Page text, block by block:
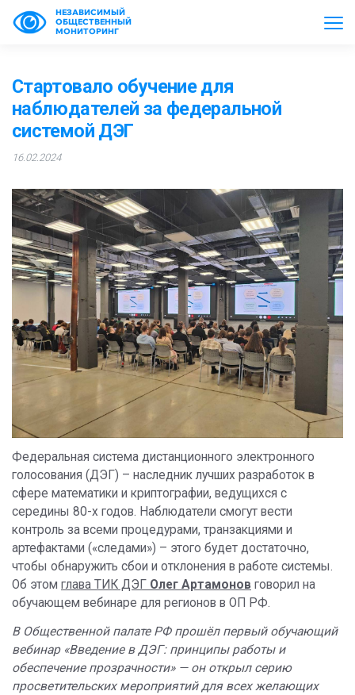
НЕЗАВИСИМЫЙ
ОБЩЕСТВЕННЫЙ
МОНИТОРИНГ
Стартовало обучение для
наблюдателей за федеральной
системой ДЭГ
16.02.2024
Федеральная система дистанционного электронного
голосования (ДЭГ) – наследник лучших разработок в
сфере математики и криптографии, ведущихся с
середины 80-х годов. Наблюдатели смогут вести
контроль за всеми процедурами, транзакциями и
артефактами («следами») – этого будет достаточно,
чтобы обнаружить сбои и отклонения в работе системы.
Об этом глава ТИК ДЭГ Олег Артамонов говорил на
обучающем вебинаре для регионов в ОП РФ.
В Общественной палате РФ прошёл первый обучающий
вебинар «Введение в ДЭГ: принципы работы и
обеспечение прозрачности» — он открыл серию
просветительских мероприятий для всех желающих